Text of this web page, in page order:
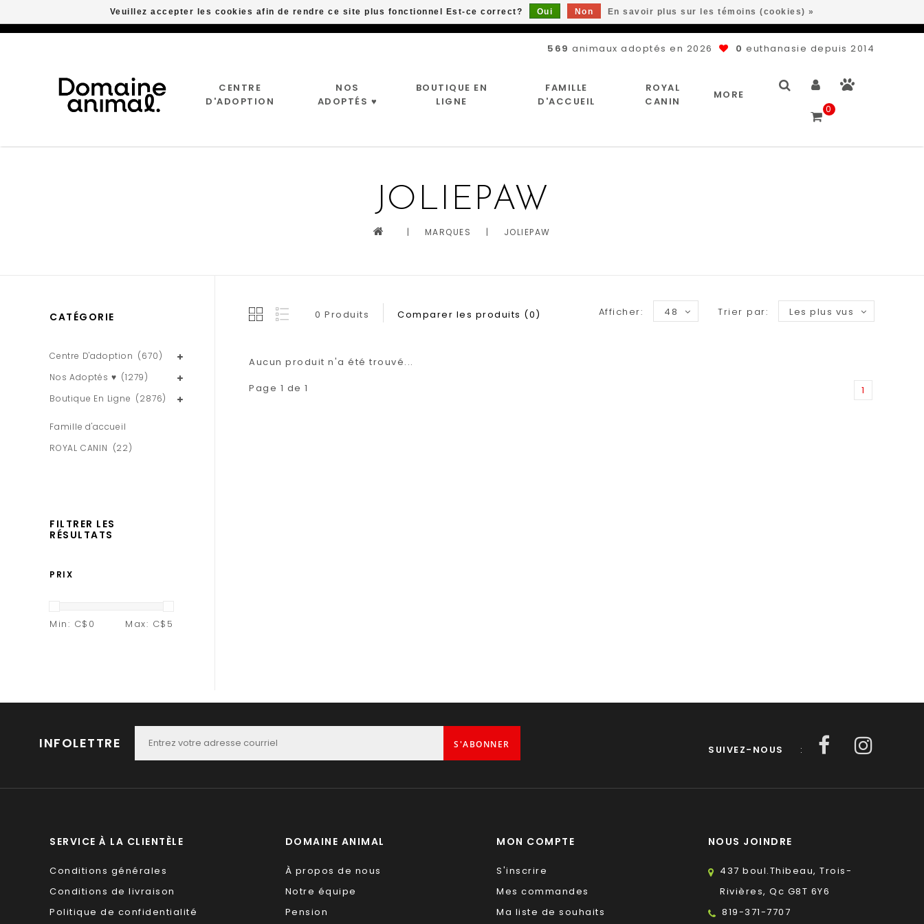
569 animaux adoptés en 2026 0 euthanasie depuis 2014
CENTRE
D'ADOPTION
NOS
ADOPTÉS ♥
BOUTIQUE EN
LIGNE
FAMILLE
D'ACCUEIL
ROYAL
CANIN
MORE
0
JOLIEPAW
| MARQUES | JOLIEPAW
CATÉGORIE
Centre D'adoption (670)
Nos Adoptés ♥ (1279)
Boutique En Ligne (2876)
Famille d'accueil
ROYAL CANIN (22)
FILTRER LES
RÉSULTATS
PRIX
Min: C$ 0 Max: C$ 5
0 Produits Comparer les produits (0) Trier par: Les plus vus
Afficher: 48
Aucun produit n'a été trouvé...
Page 1 de 1
1
INFOLETTRE S'ABONNER SUIVEZ-NOUS :
SERVICE À LA CLIENTÈLE
Conditions générales
Conditions de livraison
Politique de confidentialité
DOMAINE ANIMAL
À propos de nous
Notre équipe
Pension
MON COMPTE
S'inscrire
Mes commandes
Ma liste de souhaits
NOUS JOINDRE
437 boul.Thibeau, Trois-
Rivières, Qc G8T 6Y6
819-371-7707
Veuillez accepter les cookies afin de rendre ce site plus fonctionnel Est-ce correct? Oui Non En savoir plus sur les témoins (cookies) »
Livraison gratuite à partir de 89$*